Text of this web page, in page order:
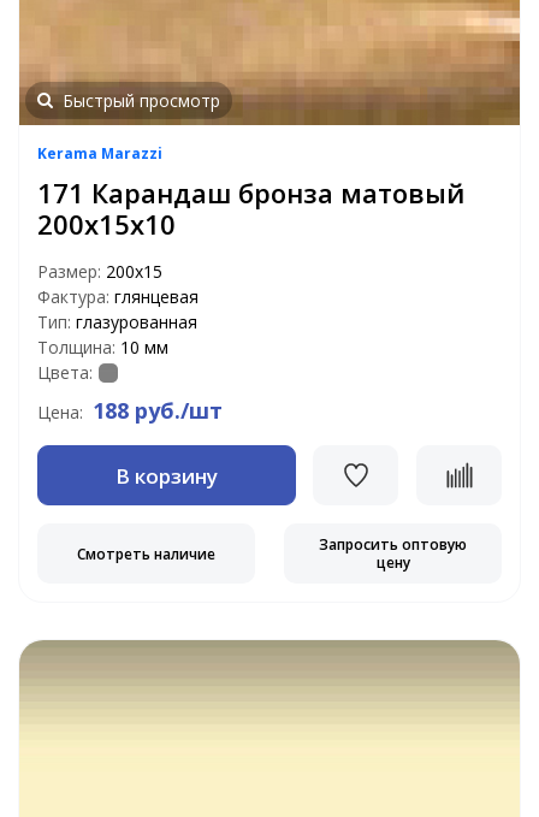
Быстрый просмотр
Kerama Marazzi
171 Карандаш бронза матовый
200х15х10
Размер: 200х15
Фактура: глянцевая
Тип: глазурованная
Толщина: 10 мм
Цвета:
Цена: 188 руб./шт
В корзину
Смотреть наличие
Запросить оптовую
цену